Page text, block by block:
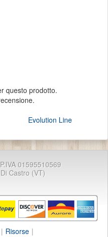
questo prodotto.
Evolution Line
01595510569
Castro (VT)
| Risorse |